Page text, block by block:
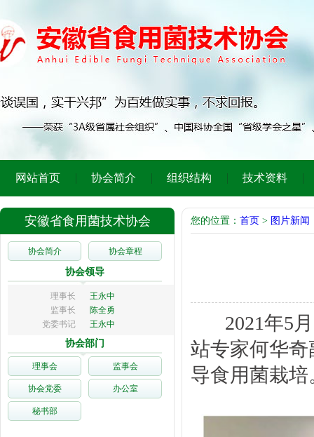
网站首页 协会简介 组织结构 技术资料
安徽省食用菌技术协会
协会简介 协会章程
协会领导
理事长
王永中
监事长
陈全勇
党委书记
王永中
协会部门
理事会 监事会
协会党委 办公室
秘书部
您的位置： 首页 > 图片新闻
2021年5月
站专家何华
导食用菌栽培